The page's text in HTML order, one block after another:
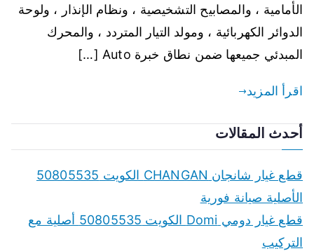
الأمامية ، والمصابيح التشخيصية ، ونظام الإنذار ، ولوحة
الدوائر الكهربائية ، ومولد التيار المتردد ، والمحرك
المبدئي جميعها ضمن نطاق خبرة Auto […]
اقرأ المزيد
أحدث المقالات
قطع غيار شانجان CHANGAN الكويت 50805535
الأصلية صيانة فورية
قطع غيار دومي Domi الكويت 50805535 أصلية مع
التركيب